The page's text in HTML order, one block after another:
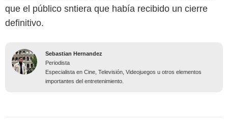
que el público sntiera que había recibido un cierre
definitivo.
Sebastian Hernandez
Periodista
Especialista en Cine, Televisión, Videojuegos u otros elementos
importantes del entretenimiento.